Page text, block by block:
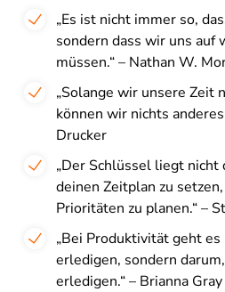
„Es ist nicht immer so,
sondern dass wir uns auf
müssen.“ – Nathan W.
„Solange wir unsere Zeit
können wir nichts
Drucker
„Der Schlüssel liegt
deinen Zeitplan zu
Prioritäten zu planen.“ –
„Bei Produktivität geht
erledigen, sondern
erledigen.“ – Brianna Gray